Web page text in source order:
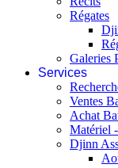
Régates
Galeries
Services
Ventes
Achat
Matériel
Djinn